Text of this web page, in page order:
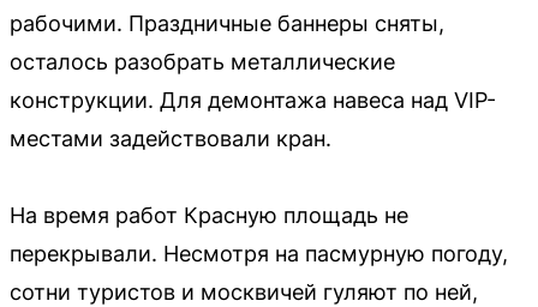
рабочими. Праздничные баннеры сняты,
осталось разобрать металлические
конструкции. Для демонтажа навеса над VIP-
местами задействовали кран.
На время работ Красную площадь не
перекрывали. Несмотря на пасмурную погоду,
сотни туристов и москвичей гуляют по ней,